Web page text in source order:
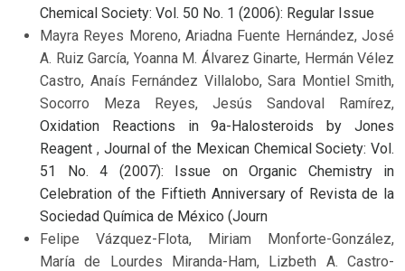
Chemical Society: Vol. 50 No. 1 (2006): Regular Issue
Mayra Reyes Moreno, Ariadna Fuente Hernández, José
A. Ruiz García, Yoanna M. Álvarez Ginarte, Hermán Vélez
Castro, Anaís Fernández Villalobo, Sara Montiel Smith,
Socorro Meza Reyes, Jesús Sandoval Ramírez,
Oxidation Reactions in 9a-Halosteroids by Jones
Reagent , Journal of the Mexican Chemical Society: Vol.
51 No. 4 (2007): Issue on Organic Chemistry in
Celebration of the Fiftieth Anniversary of Revista de la
Sociedad Química de México (Journ
Felipe Vázquez-Flota, Miriam Monforte-González,
María de Lourdes Miranda-Ham, Lizbeth A. Castro-